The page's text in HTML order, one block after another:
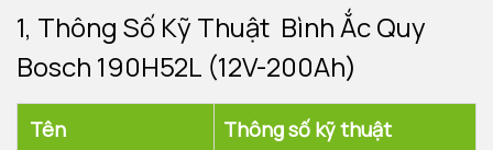
1, Thông Số Kỹ Thuật Bình Ắc Quy
Bosch 190H52L (12V-200Ah)
Tên Thông số kỹ thuật